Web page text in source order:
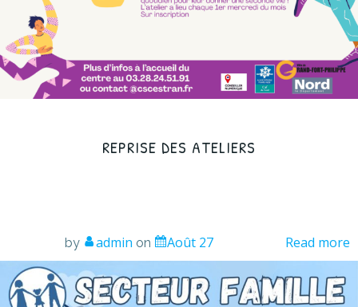
REPRISE DES ATELIERS
by admin on Août 27 Read more